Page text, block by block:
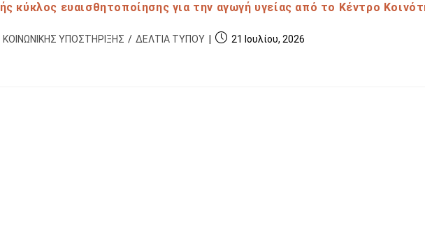
κύκλος ευαισθητοποίησης για την αγωγή υγείας από το Κέντρο
ΥΠΟΣΤΗΡΙΞΗΣ / ΔΕΛΤΙΑ ΤΥΠΟΥ 21 Ιουλίου, 2026